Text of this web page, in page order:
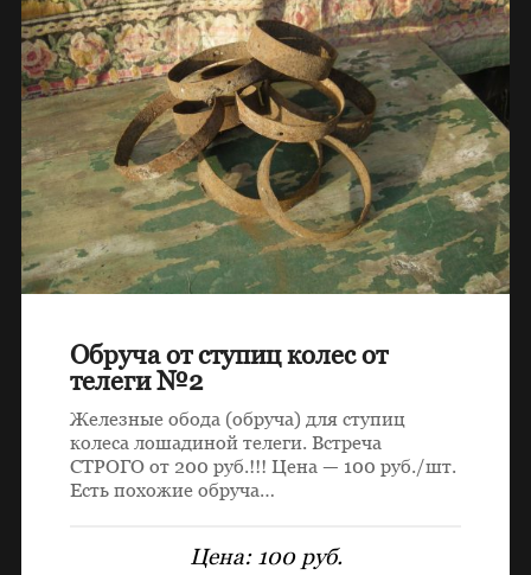
Обруча от ступиц колес от
телеги №2
Железные обода (обруча) для ступиц
колеса лошадиной телеги. Встреча
СТРОГО от 200 руб.!!! Цена — 100 руб./шт.
Есть похожие обруча…
Цена: 100 руб.